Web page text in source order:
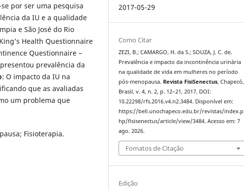
por ser uma pesquisa
da IU e a qualidade
e São José do Rio
Health Questionnaire
Questionnaire –
prevalência da
: O impacto da IU na
que as avaliadas
um problema que
Fisioterapia.
2017-05-29
Como Citar
ZEZI, B.; CAMARGO, H. da S.; SOUZA, J. C. de.
Prevalência e impacto da incontinência urinária
na qualidade de vida em mulheres no período
pós-menopausa. Revista FisiSenectus, Chapecó,
Brasil, v. 4, n. 2, p. 12–21, 2017. DOI:
10.22298/rfs.2016.v4.n2.3484. Disponível em:
https://bell.unochapeco.edu.br/revistas/index.p
hp/fisisenectus/article/view/3484. Acesso em: 7
ago. 2026.
Fomatos de Citação
Edição